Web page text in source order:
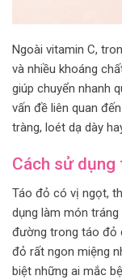
Ngoài vitamin C,
và nhiều khoáng
giúp chuyển nhanh
vấn đề liên quan
tràng, loét dạ dày
Cách sử
Táo đỏ có vị ngọt,
dụng làm món tráng
đường trong táo đỏ
đỏ rất ngon miệng
biệt những ai mắc